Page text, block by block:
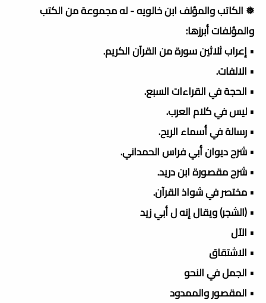
❅ الكاتب والمؤلف ابن خالويه - له مجموعة من الكتب
والمؤلفات أبرزها:
• إعراب ثلاثين سورة من القرآن الكريم.
• الالفات.
• الحجة في القراءات السبع.
• ليس في كلام العرب.
• رسالة في أسماء الريح.
• شرح ديوان أبي فراس الحمداني.
• شرح مقصورة ابن دريد.
• مختصر في شواذ القرآن.
• (الشجر) ويقال إنه ل أبي زيد
• الآل
• الاشتقاق
• الجمل في النحو
• المقصور والممدود